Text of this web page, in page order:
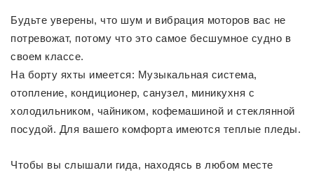
Будьте уверены, что шум и вибрация моторов вас не
потревожат, потому что это самое бесшумное судно в
своем классе.
На борту яхты имеется: Музыкальная система,
отопление, кондиционер, санузел, миникухня с
холодильником, чайником, кофемашиной и стеклянной
посудой. Для вашего комфорта имеются теплые пледы.
Чтобы вы слышали гида, находясь в любом месте